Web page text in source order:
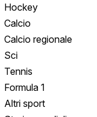
Hockey
Calcio
Calcio regionale
Sci
Tennis
Formula 1
Altri sport